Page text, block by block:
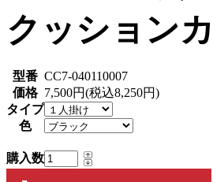
クッション
型番 CC7-040110007
価格 7,500円(税込8,250円)
タイプ
色
購入数